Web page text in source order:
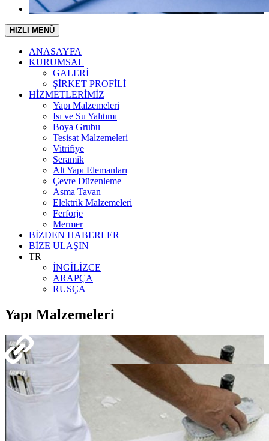
HIZLI MENÜ
ANASAYFA
KURUMSAL
GALERİ
ŞİRKET PROFİLİ
HİZMETLERİMİZ
Yapı Malzemeleri
Isı ve Su Yalıtımı
Boya Grubu
Tesisat Malzemeleri
Vitrifiye
Seramik
Alt Yapı Elemanları
Çevre Düzenleme
Asma Tavan
Elektrik Malzemeleri
Ferforje
Mermer
BİZDEN HABERLER
BİZE ULAŞIN
TR
İNGİLİZCE
ARAPÇA
RUSÇA
Yapı Malzemeleri